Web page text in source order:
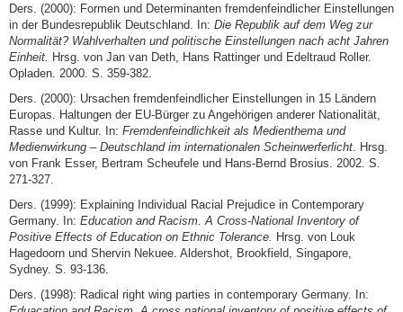
Ders. (2000): Formen und Determinanten fremdenfeindlicher Einstellungen
in der Bundesrepublik Deutschland. In: Die Republik auf dem Weg zur
Normalität? Wahlverhalten und politische Einstellungen nach acht Jahren
Einheit. Hrsg. von Jan van Deth, Hans Rattinger und Edeltraud Roller.
Opladen. 2000. S. 359-382.
Ders. (2000): Ursachen fremdenfeindlicher Einstellungen in 15 Ländern
Europas. Haltungen der EU-Bürger zu Angehörigen anderer Nationalität,
Rasse und Kultur. In: Fremdenfeindlichkeit als Medienthema und
Medienwirkung – Deutschland im internationalen Scheinwerferlicht . Hrsg.
von Frank Esser, Bertram Scheufele und Hans-Bernd Brosius. 2002. S.
271-327.
Ders. (1999): Explaining Individual Racial Prejudice in Contemporary
Germany. In: Education and Racism. A Cross-National Inventory of
Positive Effects of Education on Ethnic Tolerance. Hrsg. von Louk
Hagedoorn und Shervin Nekuee. Aldershot, Brookfield, Singapore,
Sydney. S. 93-136.
Ders. (1998): Radical right wing parties in contemporary Germany. In: